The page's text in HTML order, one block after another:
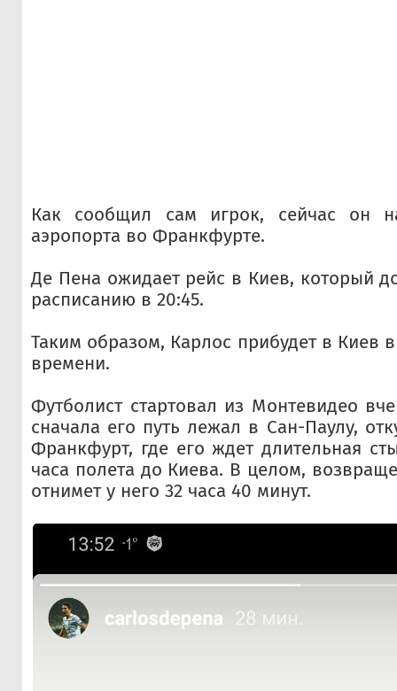
Как сообщил сам игрок, сейчас он
аэропорта во Франкфурте.
Де Пена ожидает рейс в Киев, который
расписанию в 20:45.
Таким образом, Карлос прибудет в Киев
времени.
Футболист стартовал из Монтевидео
сначала его путь лежал в Сан-Паулу,
Франкфурт, где его ждет длительная
часа полета до Киева. В целом,
отнимет у него 32 часа 40 минут.